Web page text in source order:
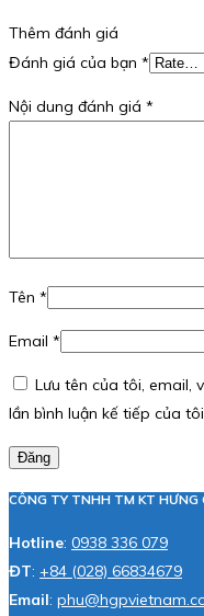
Thêm đánh giá
Đánh giá của bạn *
Nội dung đánh giá *
Tên *
Email *
Lưu tên của tôi, email,
lần bình luận kế tiếp của
Đăng
CÔNG TY TNHH TM KT HƯNG
Hotline: 0938 336 079
ĐT: +84 (028) 66834679
Email: